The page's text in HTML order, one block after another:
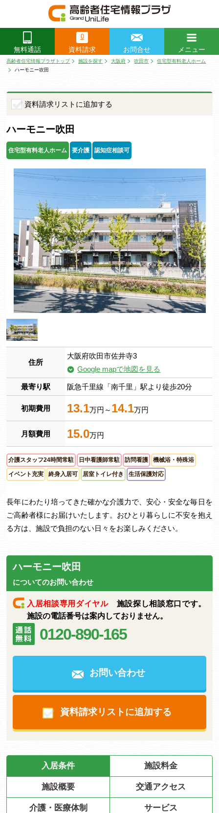
無料通話
0
資料請求 お問合せ
メニュー
閉じる
高齢者住宅情報プラザトップ 施設を探す 大阪府 吹田市
住宅型有料老人ホーム
ハーモニー吹田
資料請求リストに追加する
ハーモニー吹田
住宅型有料老人ホーム 要介護 認知症相談可
住所
大阪府吹田市佐井寺3
Google mapで地図を見る
最寄り駅 阪急千里線「南千里」駅より徒歩20分
初期費用 13.1万円～ 14.1万円
月額費用 15.0万円
介護スタッフ24時間常駐 日中看護師常駐 訪問看護 機械浴・特殊浴
イベント充実 終身入居可 居室トイレ付き 生活保護対応
長年にわたり培ってきた確かな介護力で、安心・安全な毎日を
ご高齢者様にお届けいたします。おひとり暮らしに不安を抱え
る方は、施設で負担のない日々をお楽しみください。
ハーモニー吹田
についてのお問い合わせ
入居相談専用ダイヤル施設探し相談窓口です。
施設の電話番号は案内しておりません。
0120-890-165
お問い合わせ
資料請求リストに追加する
入居条件 施設料金
施設概要 交通アクセス
介護・医療体制 サービス